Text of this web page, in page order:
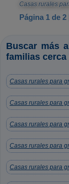
Casas rurales
Página 1 de 2
Buscar más
familias cerca
Casas rurales para
Casas rurales para
Casas rurales para
Casas rurales para
Casas rurales para